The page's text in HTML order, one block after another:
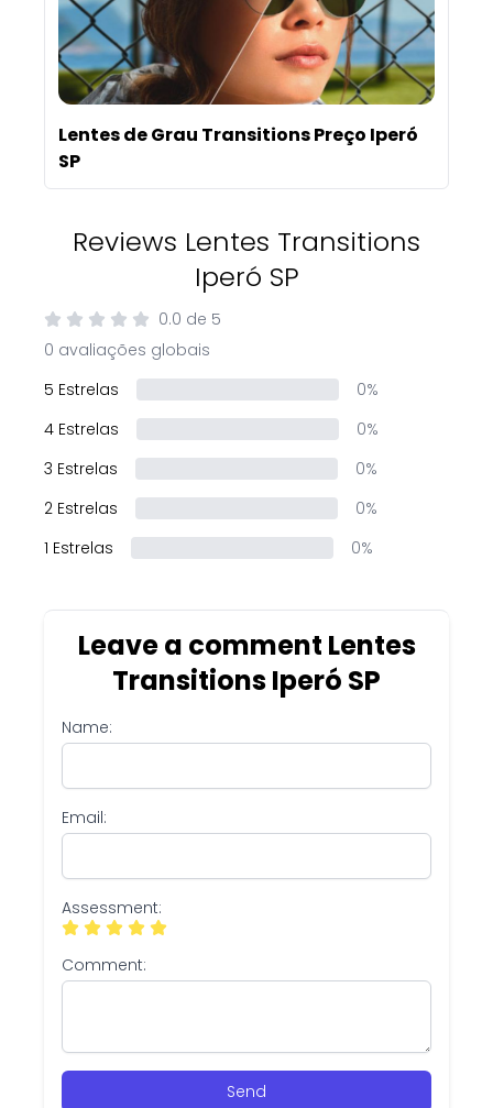
Lentes de Grau Transitions Preço Iperó
SP
Reviews Lentes Transitions
Iperó SP
0.0 de 5
0 avaliações globais
5 Estrelas
0%
4 Estrelas
0%
3 Estrelas
0%
2 Estrelas
0%
1 Estrelas
0%
Leave a comment Lentes
Transitions Iperó SP
Name:
Email:
Assessment:
Comment:
Send